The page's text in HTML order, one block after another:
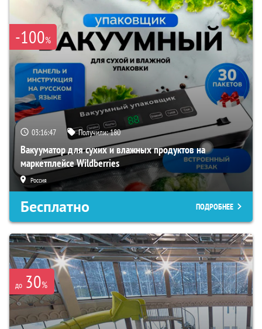
-100%
03:16:45 Получили:180
Вакууматор для сухих и влажных продуктов на
маркетплейсе Wildberries
Россия
Бесплатно ПОДРОБНЕЕ
до 30%